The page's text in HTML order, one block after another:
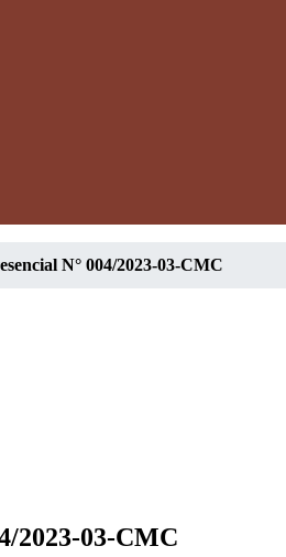
N° 004/2023-03-CMC
2023-03-CMC